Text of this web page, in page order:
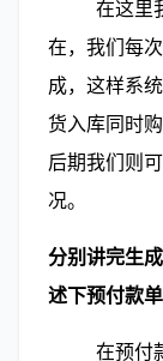
在，我们每
成，这样系
货入库同时
后期我们则
况。
分别讲完生
述下预付款